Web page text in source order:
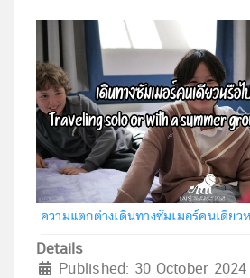
ความแตกต่างเดินทางซัมเมอร์คนเดียว
Details
Published: 30 October 2024